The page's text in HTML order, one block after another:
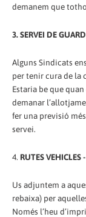
demanem que
3. SERVEI DE
Alguns Sindicats
per tenir cura de la
Estaria be que
demanar
fer una previsió
servei.
4. RUTES VEHICLES
Us adjuntem a
rebaixa) per
Només l’heu